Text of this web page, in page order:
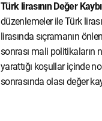
Türk lirasının Değer
düzenlemeler ile Türk
lirasında sıçramanın
sonrası mali politikaların
yarattığı koşullar içinde
sonrasında olası değer